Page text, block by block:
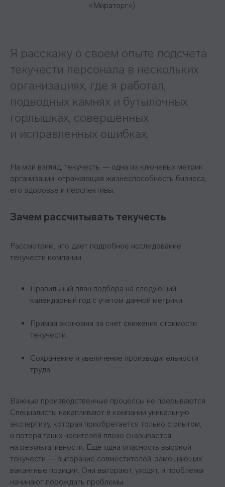
«Мираторг»).
Я расскажу о своем опыте подсчета
текучести персонала в нескольких
организациях, где я работал,
подводных камнях и бутылочных
горлышках, совершенных
и исправленных ошибках.
На мой взгляд, текучесть — одна из ключевых метрик
организации, отражающая жизнеспособность бизнеса,
его здоровье и перспективы.
Зачем рассчитывать текучесть
Рассмотрим, что дает подробное исследование
текучести компании.
Правильный план подбора на следующий
календарный год с учетом данной метрики.
Прямая экономия за счет снижения стоимости
текучести.
Сохранение и увеличение производительности
труда.
Важные производственные процессы не прерываются.
Специалисты накапливают в компании уникальную
экспертизу, которая приобретается только с опытом,
и потеря таких носителей плохо сказывается
на результативности. Еще одна опасность высокой
текучести — выгорание совместителей, замещающих
вакантные позиции. Они выгорают, уходят, и проблемы
начинают порождать проблемы.